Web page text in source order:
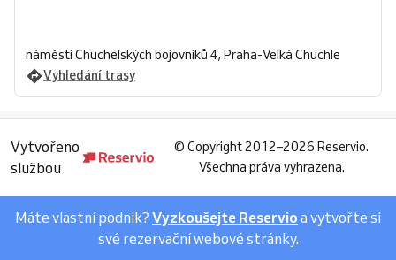
náměstí Chuchelských bojovníků 4, Praha-Velká Chuchle
Vyhledání trasy
Vytvořeno
službou
© Copyright 2012–2026 Reservio.
Všechna práva vyhrazena.
Máte vlastní podnik? Vyzkoušejte Reservio a vytvořte si
své rezervační webové stránky.